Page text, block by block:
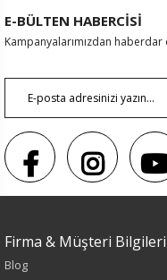
Renk
E-BÜLTEN HABERCİSİ
Kampanyalarımızdan
Firma & Müşteri Bilgileri
Blog